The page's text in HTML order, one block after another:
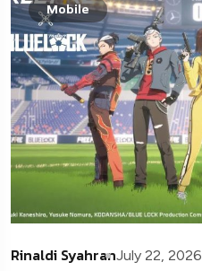
Mobile
Rinaldi SyahranJuly 22, 2026